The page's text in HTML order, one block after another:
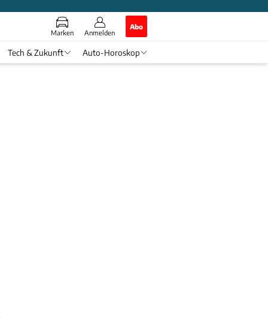
Marken Anmelden
Abo
Tech & Zukunft Auto-Horoskop